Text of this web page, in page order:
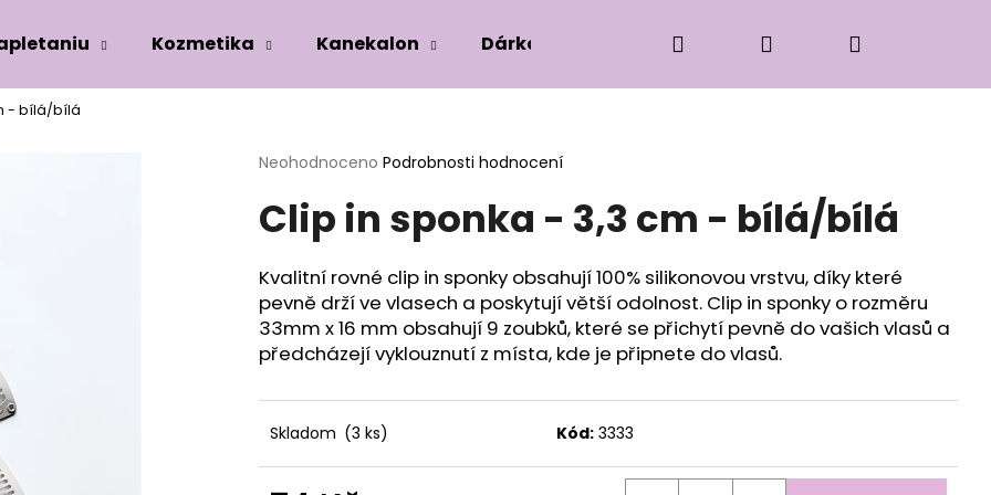
Kozmetika Kanekalon Dárková edice Příslušenství k zaplétání
Přihlášení
- bílá/bílá
Průměrné
produktu
je
z
5
hvězdiček.
Neohodnoceno Podrobnosti hodnocení
Clip in sponka - 3,3 cm - bílá/bílá
Kvalitní rovné clip in sponky obsahují 100% silikonovou vrstvu, díky které
pevně drží ve vlasech a poskytují větší odolnost. Clip in sponky o rozměru
33mm x 16 mm obsahují 9 zoubků, které se přichytí pevně do vašich vlasů a
předcházejí vyklouznutí z místa, kde je připnete do vlasů.
Skladom (3 ks) Kód: 3333
Co potřebujete najít?
HLEDAT